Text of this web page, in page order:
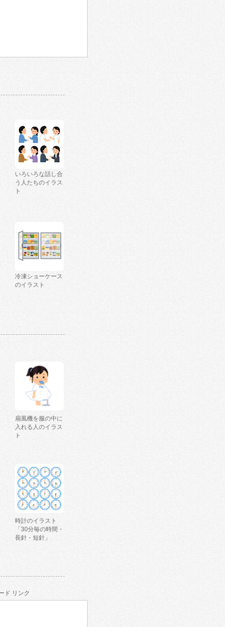
いろいろな話し合
う人たちのイラス
ト
冷凍ショーケース
のイラスト
扇風機を服の中に
入れる人のイラス
ト
時計のイラスト
「30分毎の時間・
長針・短針」
ド リンク